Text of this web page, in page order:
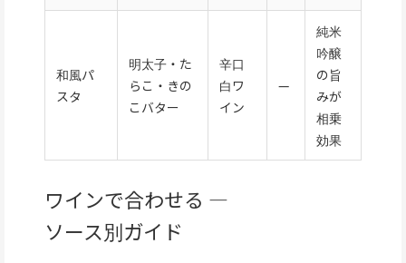
和風パ
スタ
明太子・た
らこ・きの
こバター
辛口
白ワ
イン
—
純米
吟醸
の旨
みが
相乗
効果
ワインで合わせる —
ソース別ガイド